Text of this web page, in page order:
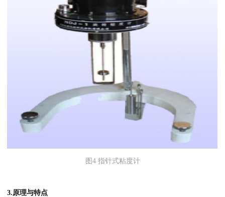
图4 指针式粘度计
3.原理与特点